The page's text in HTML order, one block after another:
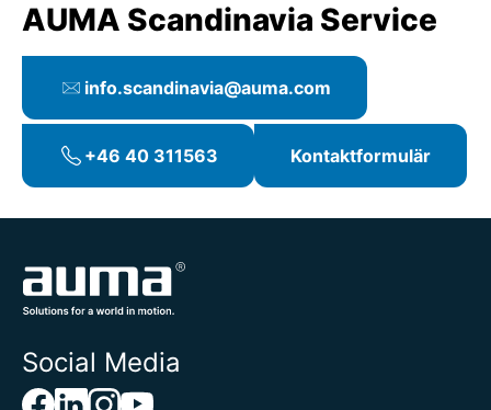
AUMA Scandinavia Service
info.scandinavia@auma.com
+46 40 311563 Kontaktformulär
Social Media